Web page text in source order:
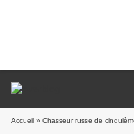
Accueil » Chasseur russe de